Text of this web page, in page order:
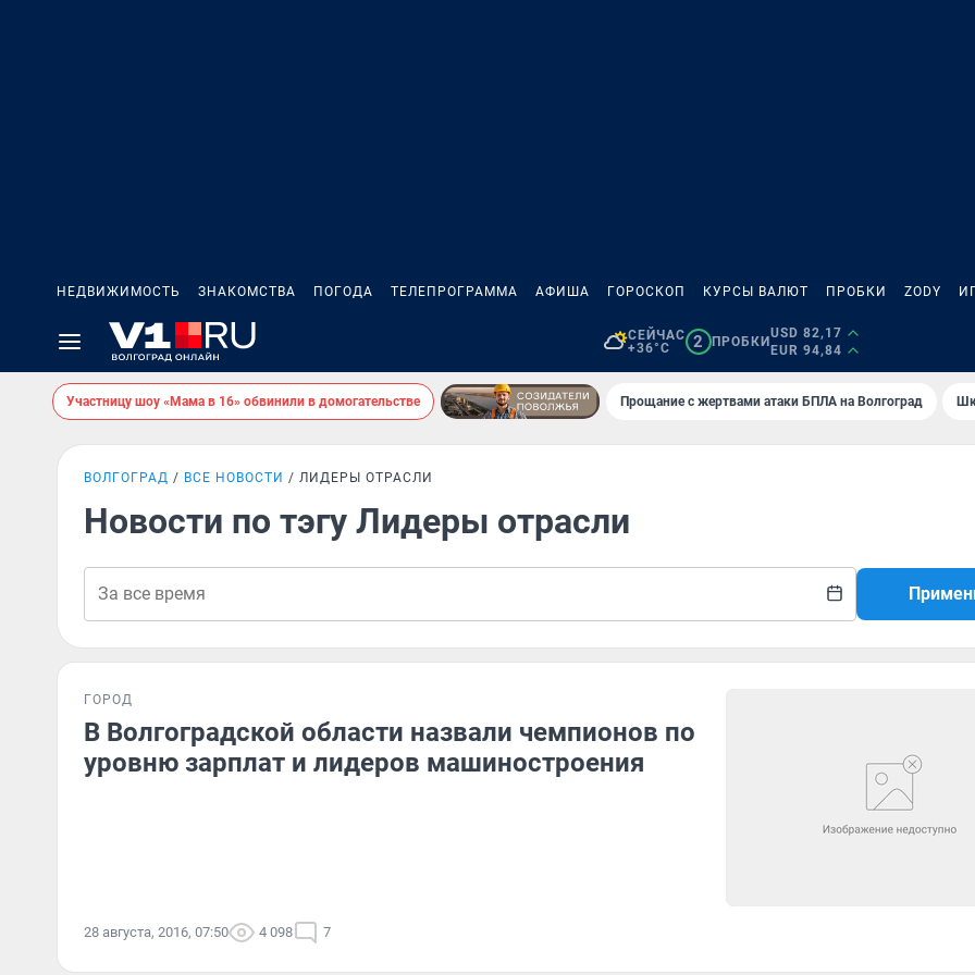
НЕДВИЖИМОСТЬ ЗНАКОМСТВА ПОГОДА ТЕЛЕПРОГРАММА АФИША ГОРОСКОП КУРСЫ ВАЛЮТ ПРОБКИ ZODY
СЕЙЧАС
+36°C
2 ПРОБКИ
USD 82,17
EUR 94,84
Участницу шоу «Мама в 16» обвинили в домогательстве Прощание с жертвами атаки БПЛА на Волгоград
ВОЛГОГРАД ВСЕ НОВОСТИ ЛИДЕРЫ ОТРАСЛИ
Новости по тэгу Лидеры отрасли
ГОРОД
В Волгоградской области назвали чемпионов по
уровню зарплат и лидеров машиностроения
28 августа, 2016, 07:50 4 098 7